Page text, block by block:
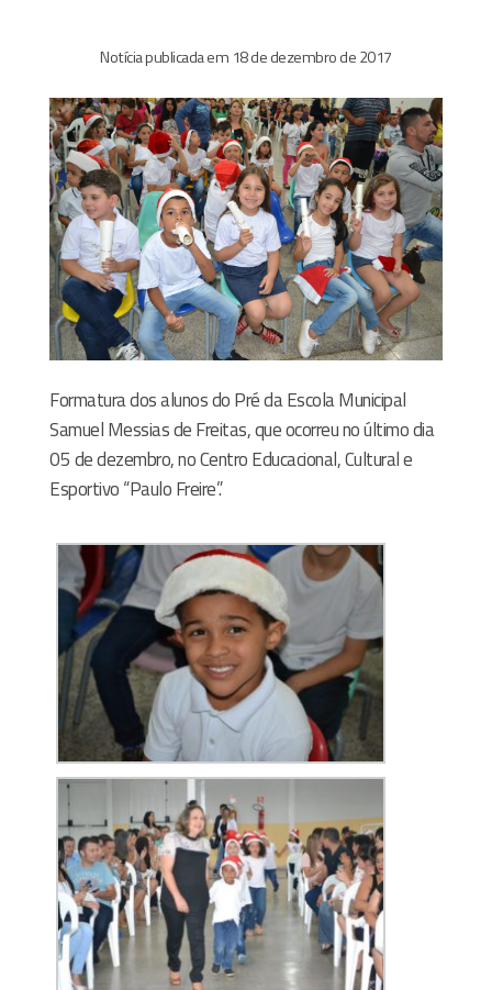
Notícia publicada em 18 de dezembro de 2017
Formatura dos alunos do Pré da Escola Municipal
Samuel Messias de Freitas, que ocorreu no último dia
05 de dezembro, no Centro Educacional, Cultural e
Esportivo “Paulo Freire”.